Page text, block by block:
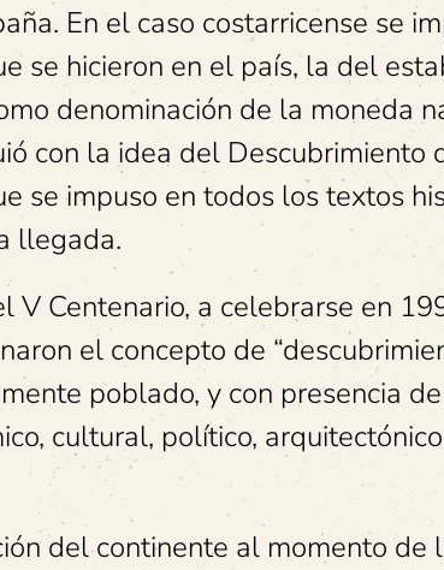
En el caso costarricense se
se hicieron en el país, la del
denominación de la moneda
con la idea del Descubrimiento
se impuso en todos los textos
llegada.
V Centenario, a celebrarse en
el concepto de
poblado, y con presencia
cultural, político,
del continente al momento de